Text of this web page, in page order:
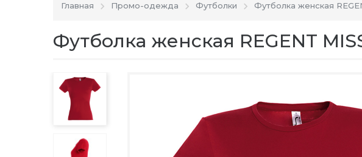
Главная Промо-одежда Футболки Футболка женская
Футболка женская REGENT